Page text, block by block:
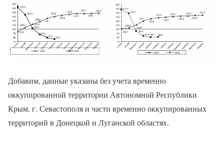
Добавим, данные указаны без учета временно
оккупированной территории Автономной Республики
Крым, г. Севастополя и части временно оккупированных
территорий в Донецкой и Луганской областях.